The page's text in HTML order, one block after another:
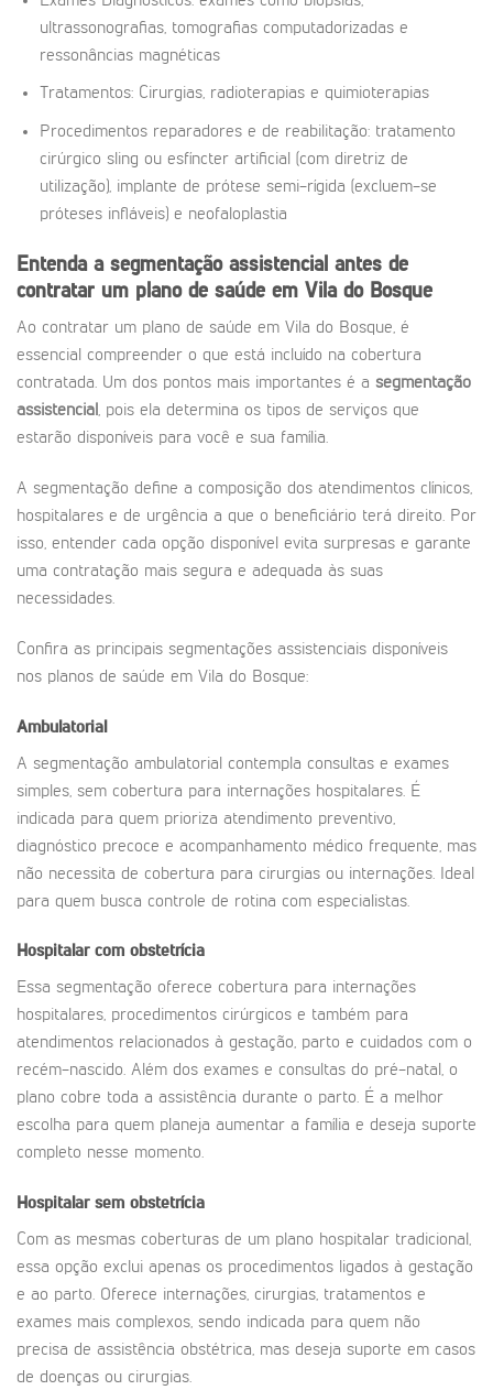
ultrassonografias, tomografias computadorizadas e
ressonâncias magnéticas
Tratamentos: Cirurgias, radioterapias e quimioterapias
Procedimentos reparadores e de reabilitação: tratamento
cirúrgico sling ou esfíncter artificial (com diretriz de
utilização), implante de prótese semi-rígida (excluem-se
próteses infláveis) e neofaloplastia
Entenda a segmentação assistencial antes de
contratar um plano de saúde em Vila do Bosque
Ao contratar um plano de saúde em Vila do Bosque, é
essencial compreender o que está incluído na cobertura
contratada. Um dos pontos mais importantes é a segmentação
assistencial, pois ela determina os tipos de serviços que
estarão disponíveis para você e sua família.
A segmentação define a composição dos atendimentos clínicos,
hospitalares e de urgência a que o beneficiário terá direito. Por
isso, entender cada opção disponível evita surpresas e garante
uma contratação mais segura e adequada às suas
necessidades.
Confira as principais segmentações assistenciais disponíveis
nos planos de saúde em Vila do Bosque:
Ambulatorial
A segmentação ambulatorial contempla consultas e exames
simples, sem cobertura para internações hospitalares. É
indicada para quem prioriza atendimento preventivo,
diagnóstico precoce e acompanhamento médico frequente, mas
não necessita de cobertura para cirurgias ou internações. Ideal
para quem busca controle de rotina com especialistas.
Hospitalar com obstetrícia
Essa segmentação oferece cobertura para internações
hospitalares, procedimentos cirúrgicos e também para
atendimentos relacionados à gestação, parto e cuidados com o
recém-nascido. Além dos exames e consultas do pré-natal, o
plano cobre toda a assistência durante o parto. É a melhor
escolha para quem planeja aumentar a família e deseja suporte
completo nesse momento.
Hospitalar sem obstetrícia
Com as mesmas coberturas de um plano hospitalar tradicional,
essa opção exclui apenas os procedimentos ligados à gestação
e ao parto. Oferece internações, cirurgias, tratamentos e
exames mais complexos, sendo indicada para quem não
precisa de assistência obstétrica, mas deseja suporte em casos
de doenças ou cirurgias.